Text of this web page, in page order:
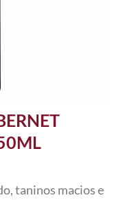
taninos macios e